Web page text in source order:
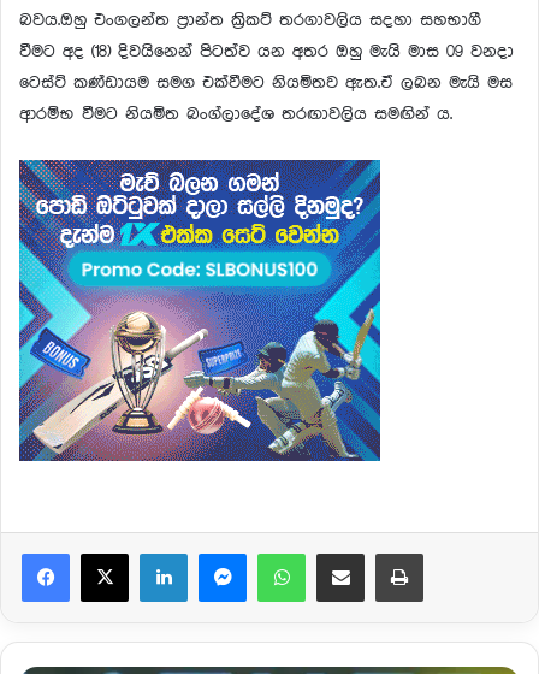
බවය.ඔහු එංගලන්ත ප්‍රාන්ත ක්‍රිකට් තරගාවලිය සදහා සහභාගී
වීමට අද (18) දිවයිනෙන් පිටත්ව යන අතර ඔහු මැයි මාස 09 වනදා
ටෙස්ට් කණ්ඩායම සමග එක්වීමට නියමිතව ඇත.ඒ ලබන මැයි මස
ආරම්භ වීමට නියමිත බංග්ලාදේශ තරඟාවලිය සමඟින් ය.